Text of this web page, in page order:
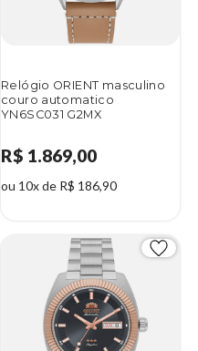
Relógio ORIENT masculino
couro automatico
YN6SC031 G2MX
R$ 1.869,00
ou 10x de R$ 186,90